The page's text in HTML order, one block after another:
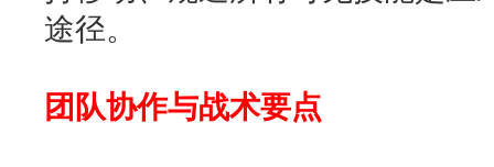
途径。
团队协作与战术要点